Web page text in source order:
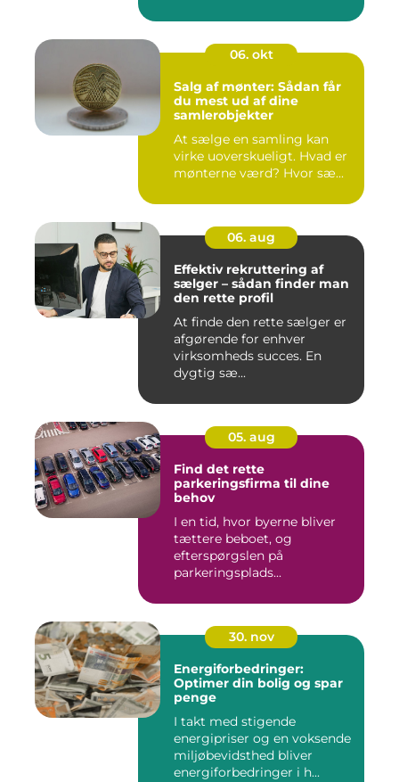
06. okt
Salg af mønter: Sådan får
du mest ud af dine
samlerobjekter
At sælge en samling kan
virke uoverskueligt. Hvad er
mønterne værd? Hvor sæ...
06. aug
Effektiv rekruttering af
sælger – sådan finder man
den rette profil
At finde den rette sælger er
afgørende for enhver
virksomheds succes. En
dygtig sæ...
05. aug
Find det rette
parkeringsfirma til dine
behov
I en tid, hvor byerne bliver
tættere beboet, og
efterspørgslen på
parkeringsplads...
30. nov
Energiforbedringer:
Optimer din bolig og spar
penge
I takt med stigende
energipriser og en voksende
miljøbevidsthed bliver
energiforbedringer i h...